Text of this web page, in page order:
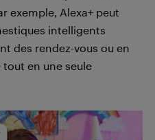
exemple, Alexa+ peut
intelligents
des rendez-vous ou en
en une seule